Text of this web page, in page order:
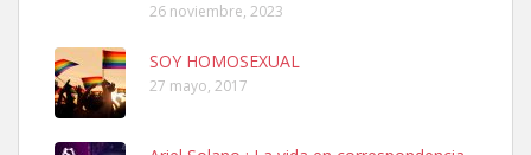
26 noviembre, 2023
SOY HOMOSEXUAL
27 mayo, 2017